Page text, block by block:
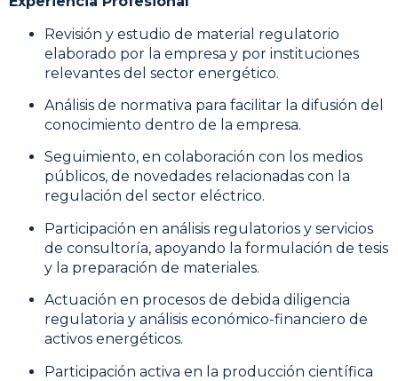
Revisión y estudio de material regulatorio
elaborado por la empresa y por instituciones
relevantes del sector energético.
Análisis de normativa para facilitar la difusión del
conocimiento dentro de la empresa.
Seguimiento, en colaboración con los medios
públicos, de novedades relacionadas con la
regulación del sector eléctrico.
Participación en análisis regulatorios y servicios
de consultoría, apoyando la formulación de tesis
y la preparación de materiales.
Actuación en procesos de debida diligencia
regulatoria y análisis económico-financiero de
activos energéticos.
Participación activa en la producción científica